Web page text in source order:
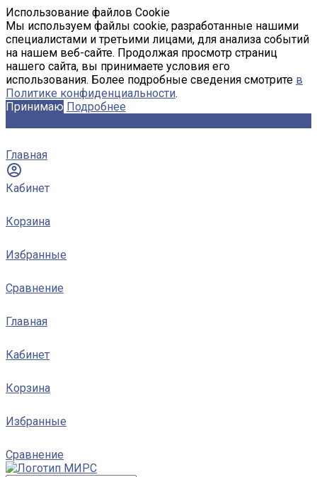
Использование файлов Cookie
Мы используем файлы cookie, разработанные нашими
специалистами и третьими лицами, для анализа событий
на нашем веб-сайте. Продолжая просмотр страниц
нашего сайта, вы принимаете условия его
использования. Более подробные сведения смотрите в
Политике конфиденциальности.
Принимаю Подробнее
Главная
Кабинет
Корзина
Избранные
Сравнение
Главная
Кабинет
Корзина
Избранные
Сравнение